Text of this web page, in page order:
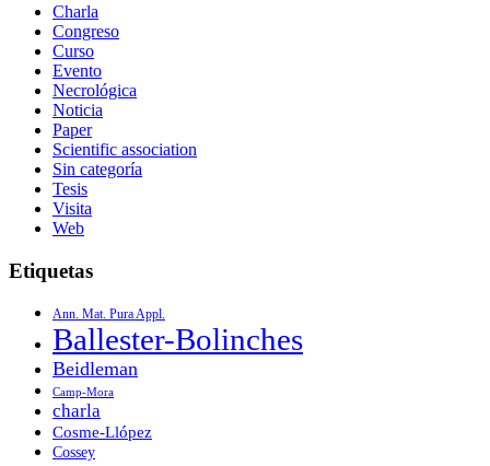
Charla
Congreso
Curso
Evento
Necrológica
Noticia
Paper
Scientific association
Sin categoría
Tesis
Visita
Web
Etiquetas
Ann. Mat. Pura Appl.
Ballester-Bolinches
Beidleman
Camp-Mora
charla
Cosme-Llópez
Cossey